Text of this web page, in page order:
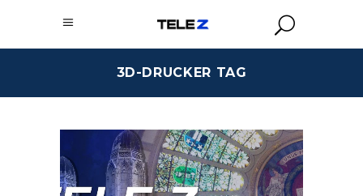
3D-DRUCKER TAG